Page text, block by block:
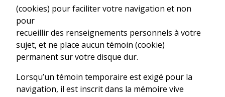
(cookies) pour faciliter votre navigation et non
pour
recueillir des renseignements personnels à votre
sujet, et ne place aucun témoin (cookie)
permanent sur votre disque dur.
Lorsqu’un témoin temporaire est exigé pour la
navigation, il est inscrit dans la mémoire vive